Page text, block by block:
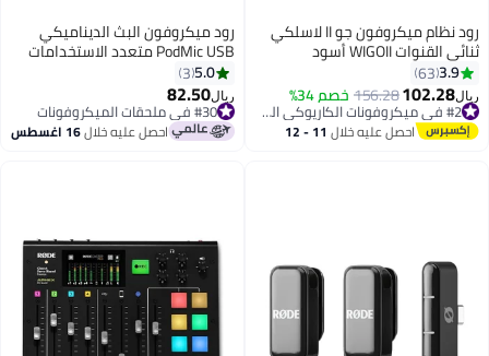
رود نظام ميكروفون جو II لاسلكي
ثنائي القنوات WIGOII أسود
3.9
63
ريال102.28
156.28خصم 34%
#2 في ميكروفونات الكاريوكي المحمولة
احصل عليه خلال 11 - 12
رود ميكروفون البث الديناميكي
PodMic USB متعدد الاستخدامات
والألعاب وصنع الموسيقى وإنشاء
المحتوى
5.0
3
ريال82.50
#30 في ملحقات الميكروفونات
بتخلّص بسرعة
#30 في ملحقات الميكروفونات احصل عليه خلال16 اغسطس